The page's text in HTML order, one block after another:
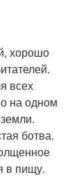
хорошо
всех
на одном
ботва.
в пищу.